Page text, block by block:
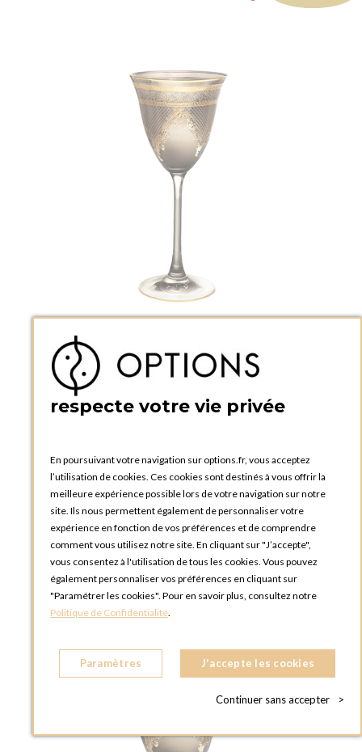
AJOUTER AU PANIER
Verre Volga 19 cl
respecte votre vie privée
En poursuivant votre navigation sur options.fr, vous acceptez
l’utilisation de cookies. Ces cookies sont destinés à vous offrir la
meilleure expérience possible lors de votre navigation sur notre
site. Ils nous permettent également de personnaliser votre
expérience en fonction de vos préférences et de comprendre
comment vous utilisez notre site. En cliquant sur "J’accepte",
vous consentez à l'utilisation de tous les cookies. Vous pouvez
également personnaliser vos préférences en cliquant sur
"Paramétrer les cookies". Pour en savoir plus, consultez notre
Politique de Confidentialité.
Paramètres J'accepte les cookies
Continuer sans accepter >